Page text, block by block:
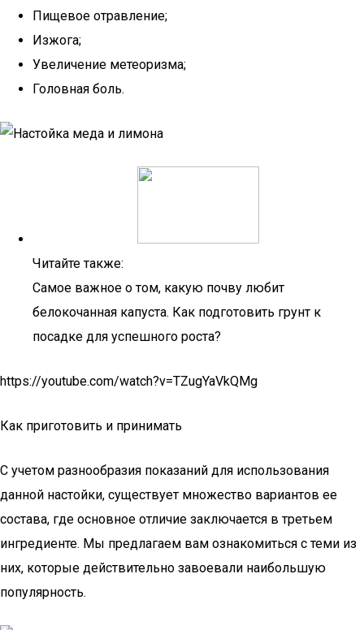
Пищевое отравление;
Изжога;
Увеличение метеоризма;
Головная боль.
Читайте также:
Самое важное о том, какую почву любит
белокочанная капуста. Как подготовить грунт к
посадке для успешного роста?
https://youtube.com/watch?v=TZugYaVkQMg
Как приготовить и принимать
С учетом разнообразия показаний для использования
данной настойки, существует множество вариантов ее
состава, где основное отличие заключается в третьем
ингредиенте. Мы предлагаем вам ознакомиться с теми из
них, которые действительно завоевали наибольшую
популярность.